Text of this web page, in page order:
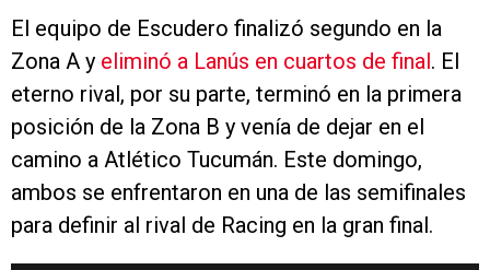
El equipo de Escudero finalizó segundo en la
Zona A y eliminó a Lanús en cuartos de final . El
eterno rival, por su parte, terminó en la primera
posición de la Zona B y venía de dejar en el
camino a Atlético Tucumán. Este domingo,
ambos se enfrentaron en una de las semifinales
para definir al rival de Racing en la gran final.